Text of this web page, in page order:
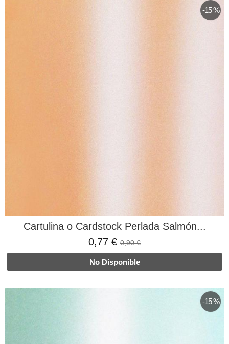
-15 %
Cartulina o Cardstock Perlada Salmón...
0,77 € 0,90 €
No Disponible
-15 %